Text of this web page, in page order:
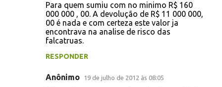
Para quem sumiu com no minimo R$ 160
000 000 , 00. A devolução de R$ 11 000 000,
00 é nada e com certeza este valor ja
encontrava na analise de risco das
falcatruas.
RESPONDER
Anônimo 19 de julho de 2012 às 08:05